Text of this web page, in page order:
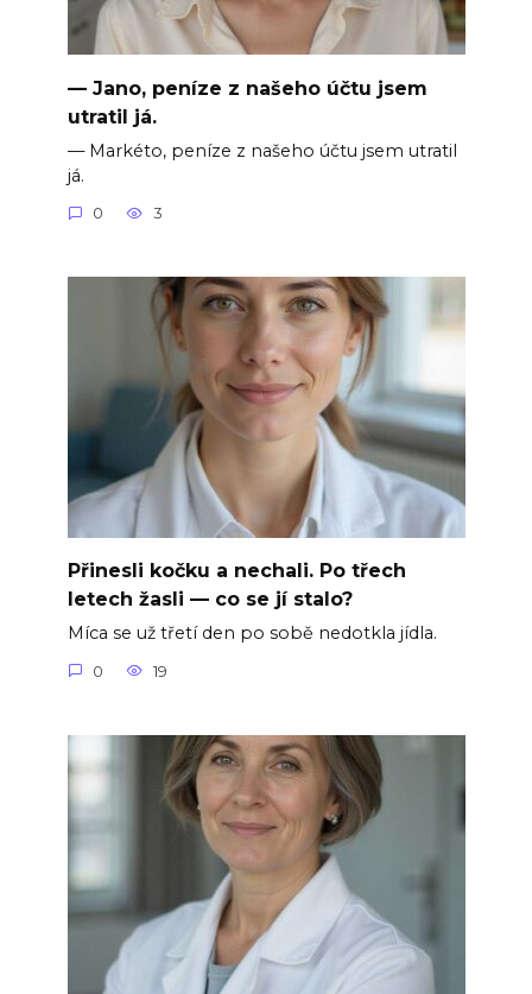
— Jano, peníze z našeho účtu jsem
utratil já.
— Markéto, peníze z našeho účtu jsem utratil
já.
0 3
Přinesli kočku a nechali. Po třech
letech žasli — co se jí stalo?
Míca se už třetí den po sobě nedotkla jídla.
0 19